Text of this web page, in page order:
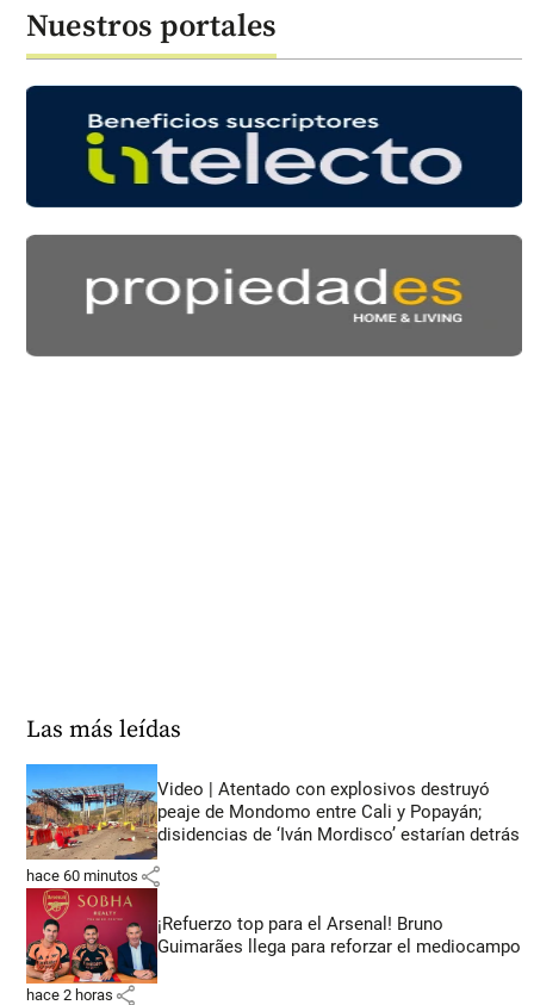
Nuestros portales
Las más leídas
Video | Atentado con explosivos destruyó
peaje de Mondomo entre Cali y Popayán;
disidencias de ‘Iván Mordisco’ estarían detrás
hace 60 minutos share
¡Refuerzo top para el Arsenal! Bruno
Guimarães llega para reforzar el mediocampo
hace 2 horas share